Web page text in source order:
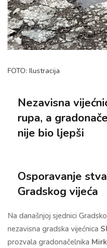
FOTO: Ilustracija
Nezavisna
rupa, a
nije bio ljepši
Osporavanje
Gradskog vijeća
Na današnjoj sjednici
nezavisna gradska vijećnica
prozvala gradonačelnika